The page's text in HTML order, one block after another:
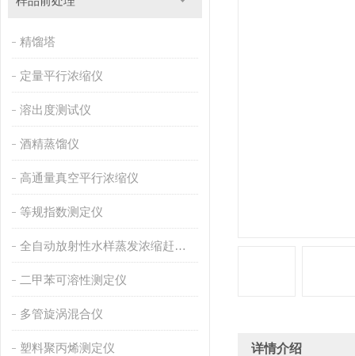
精馏塔
定量平行浓缩仪
溶出度测试仪
酒精蒸馏仪
高通量真空平行浓缩仪
等规指数测定仪
全自动放射性水样蒸发浓缩赶酸仪
二甲苯可溶性测定仪
多管旋涡混合仪
塑料聚丙烯测定仪 详情介绍